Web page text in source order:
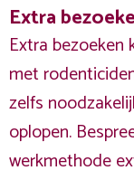
Extra
Extra bezoeken
met
zelfs
oplopen.
werkmethode